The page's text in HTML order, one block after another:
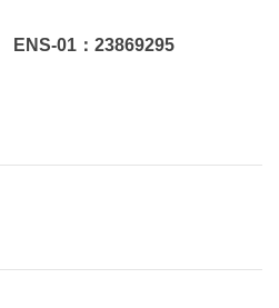
01：23869295